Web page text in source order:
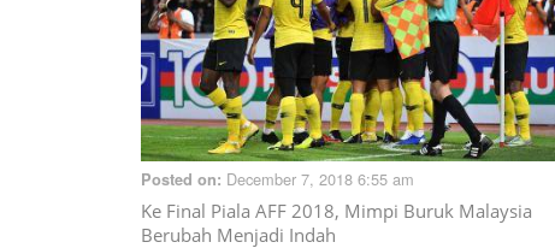
Posted on: December 7, 2018 6:55 am
Ke Final Piala AFF 2018, Mimpi Buruk Malaysia
Berubah Menjadi Indah